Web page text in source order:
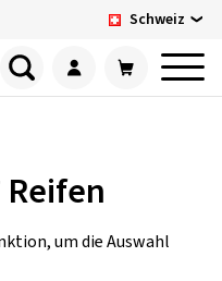
Schweiz
Reifen
um die Auswahl